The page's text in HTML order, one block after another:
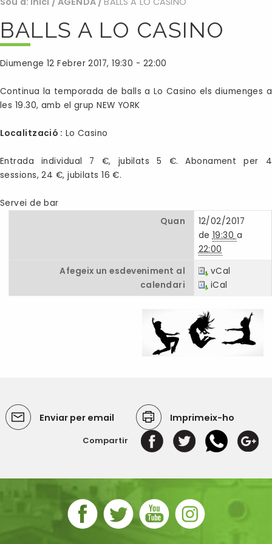
BALLS A LO CASINO
Diumenge 12 Febrer 2017, 19:30 - 22:00
Continua la temporada de balls a Lo Casino els diumenges a
les 19.30, amb el grup NEW YORK
Localització : Lo Casino
Entrada individual 7 €, jubilats 5 €. Abonament per 4
sessions, 24 €, jubilats 16 €.
Servei de bar
Quan
12/02/2017
de 19:30 a
22:00
Afegeix un esdeveniment al
calendari
vCal
iCal
Enviar per email Imprimeix-ho
Compartir